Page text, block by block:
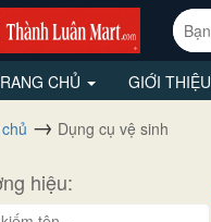
CHỦ GIỚI THIỆU
Dụng cụ vệ sinh
hiệu: